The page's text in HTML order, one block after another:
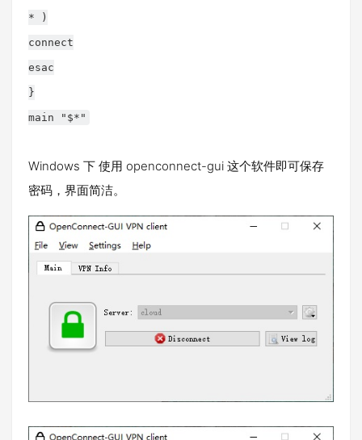
* )
connect
esac
}
main "$*"
Windows 下 使用 openconnect-gui 这个软件即可保存
密码，界面简洁。